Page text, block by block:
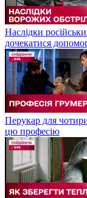
Наслідки
дочекатися
Перукар для
цю професію